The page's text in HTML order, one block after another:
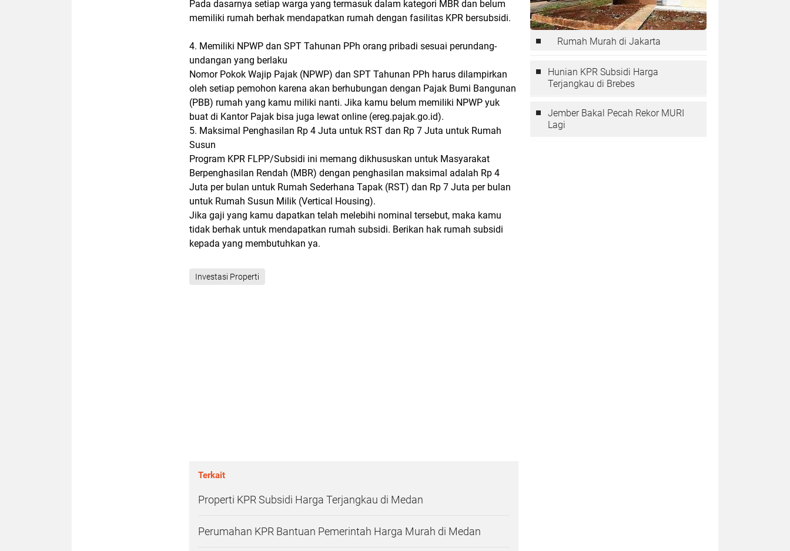
Pada dasarnya setiap warga yang termasuk dalam kategori MBR dan belum
memiliki rumah berhak mendapatkan rumah dengan fasilitas KPR bersubsidi.
4. Memiliki NPWP dan SPT Tahunan PPh orang pribadi sesuai perundang-
undangan yang berlaku
Nomor Pokok Wajip Pajak (NPWP) dan SPT Tahunan PPh harus dilampirkan
oleh setiap pemohon karena akan berhubungan dengan Pajak Bumi Bangunan
(PBB) rumah yang kamu miliki nanti. Jika kamu belum memiliki NPWP yuk
buat di Kantor Pajak bisa juga lewat online (ereg.pajak.go.id).
5. Maksimal Penghasilan Rp 4 Juta untuk RST dan Rp 7 Juta untuk Rumah
Susun
Program KPR FLPP/Subsidi ini memang dikhususkan untuk Masyarakat
Berpenghasilan Rendah (MBR) dengan penghasilan maksimal adalah Rp 4
Juta per bulan untuk Rumah Sederhana Tapak (RST) dan Rp 7 Juta per bulan
untuk Rumah Susun Milik (Vertical Housing).
Jika gaji yang kamu dapatkan telah melebihi nominal tersebut, maka kamu
tidak berhak untuk mendapatkan rumah subsidi. Berikan hak rumah subsidi
kepada yang membutuhkan ya.
Investasi Properti
Terkait
Properti KPR Subsidi Harga Terjangkau di Medan
Perumahan KPR Bantuan Pemerintah Harga Murah di Medan
Rumah Murah di Jakarta
Hunian KPR Subsidi Harga
Terjangkau di Brebes
Jember Bakal Pecah Rekor MURI
Lagi